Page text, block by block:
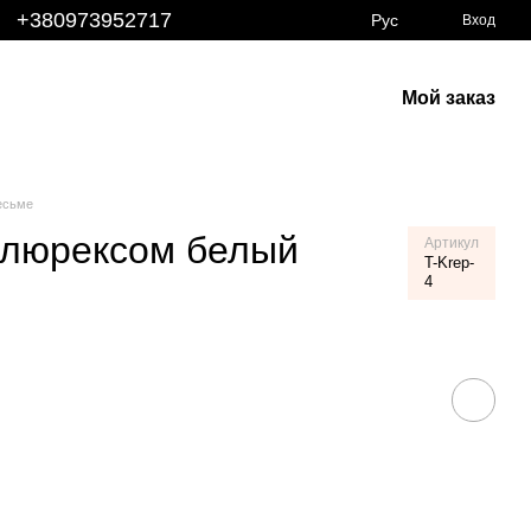
+380973952717 Рус Вход
Мой заказ
белый Артикул
T-Krep-
4